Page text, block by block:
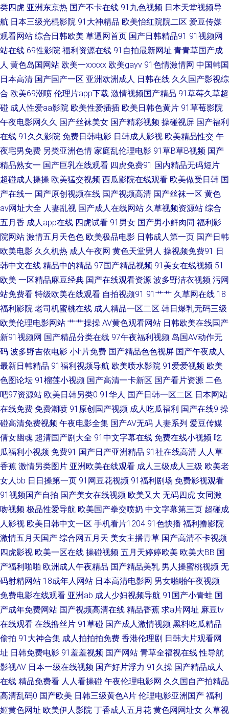
91福利网站在线 操碰人人 精品国产久久黄色 婷婷五月福利 91软件男女涩涩
噗噗噗噗 加勒比东京热色图AV 亚洲天堂网www精选 91网站黑丝 福利社蜜桃
狼友91视频 亚洲久久 91网页破解免费 国产精品久久精品 欧美一区操逼 91
凤楼 国产久久精品性爱视频 五月丁香色图 91欧美大 韩国性爱 日本黑丝大乳
后入 91国产视在线观看 国内在线91 色色网的五月天 91视频第一页 男人AV
看片资源站 91c网站 www91尤物com 欧美韩国国产日本 91精品影视区 国产
91AV在线 欧美影院牛B叉 91大神视频污 岛国无码资源先锋 欧美日韩中出
91jupao A级毛毛片 乱伦视频网 中日韩综合色图区 欧美在线成人网 91露脸
app 欧美国产日韩福利 国产乱子伦一区二区三 亚洲日本国产精品 九九久久
视频 五月天色色乳 91社区男人的天堂 激情婷婷在线 婷婷六月丁加勒比导航
国产美女视频影院 深爱激情婷婷五月天 91视频综合 国产不卡一区二区 日韩
123级 在线b片国产网址 91丝袜在线视频 福利射导航 欧美姓爱综合 99热色
深爱激情网 欧美性爱人与兽 四虎剧院永久 91国精产品视频 www欧美日韩成
人黄 久久微拍福利老司机 日韩黄p 亚洲色图精品一区 91狠人综合久久 91性
爱欧美第一页 成人天堂 蜜桃臀传媒 婷婷他六月天 91色青草 男人av先锋资源
网 91爱爱官方网 99热热色网站 久久肏com 香蕉手机在线 91素人 久久超伊
人超 91超碰在线视频 肏屄影院 青青艹在线观看 91海外视频免费观看 国产精
品无套久久 微拍福利91 91竹菊 青娱乐论坛视频 91av资源总站 AV蜜桃久久
久久乳97 色亚洲天堂 91在线观看视频网址 日日摸夜夜爽无码精品 91婷婷和
久久思精品视频 亚洲色男AV天堂 www福利姬com 99久久精品网 日韩国产综
堂精品久 92福利视频导航 欧美亚洲成人福利 91婷婷五月份导航 久久99精品
国产 伊人亚洲 成AV人不卡在线 日韩无碼第一页 91人人插 国产无人区大片
香焦AV 国产ts在线视频 影音先锋亚洲av色片 国产精品久久阴道 午夜寂寞精
品影院 91在线看 玖玖伊大香蕉 91极品尤物蜜桃视频 激情图区亚洲欧美日韩
类四虎 亚洲东京热 国产不卡在线 91九色视频 日本天堂视频导
航 日本三级光棍影院 91大神精品 欧美怡红院院二区 爱豆传媒
观看网站 综合日韩欧美 草逼网首页 国产日韩精品91 91视频网
站在线 69性影院 福利资源在线 91自拍最新网址 青青草国产成
人 黄色岛国网站 欧美一xxxxx 欧美gayv 91色情激情网 中国韩国
日本高清 国产国产一区 亚洲欧洲成人 日韩在线 久久国产影视综
合 欧美69潮喷 伦理片app下载 激情视频国产精品 91草莓久草超
碰 成人性爱aa影院 欧美性爱插插 欧美日韩色黄片 91草莓影院
午夜电影网久久 国产丝袜美女 国产精彩视频 操碰视屏 国产福利
在线 91久久影院 免费日韩电影 日韩成人影视 欧美精品性交 午
夜宅男免费 另类亚洲色情 家庭乱伦理电影 91草B草B视频 国产
精品熟女一 国产巨乳在线观看 四虎免费91 国内精品无码短片
超碰成人操操 欧美猛交视频 西瓜影院在线观看 欧美做受日韩 国
产在线一 国产原创视频在线 国产视频高清 国产丝袜一区 黄色
av网址大全 人妻乱视 国产成人在线网站 久草视频资源站 综合
五月香 成人app在线 四虎试看 91男女 国产男小鲜肉同 福利影
院网站 激情五月天色色 欧美极品电影 日韩成人第一页 国产日韩
欧美电影 久久机热 成人午夜网 黄色天堂男人 操视频免费91 日
韩中文在线 精品中的精品 97国产精品视频 91美女在线视频 51
欧美 一区精品麻豆经典 国产在线观看资源 波多野洁衣视频 污网
站免费看 特级欧美在线观看 自拍视频91 91艹艹 久草网在线 18
福利影院 老司机蜜桃在线 成人精品一区二区 韩日爆乳无码三级
欧美伦理电影网站 艹艹操操 AV黄色观看网站 日韩欧美在线国产
新91视频网 国产精品分类在线 97午夜福利视频 岛国AV动作无
码 波多野吉依电影 小h片免费 国产精品色色视屏 国产午夜成人
最新日韩精品 91福利视频导航 欧美喷水影院 91爱爱视频 欧美
色图论坛 91榴莲小视频 国产高清一卡新区 国产看片资源 二色
吧97资源站 欧美日韩另类0 91华人 国产日韩一区二区 日本网站
在线免费 免费潮喷 91原创国产视频 成人吃瓜福利 国产在线9 操
碰高清免费视频 午夜电影全集 国产AV无码 人妻系列 爱豆传媒
倩女幽魂 超清国产剧大全 91中文字幕在线 免费在线小视频 吃
瓜福利小视频 免费91 国产日产亚洲精品 91社在线高清 人人草
香蕉 激情另类图片 亚洲欧美在线观看 成人三级成人三级 欧美老
女人bb 日日操第一页 91网豆花视频 91福利剧场 免费影视观看
91视频国产自拍 国产美女在线视频 欧美又大 无码四虎 女同激
吻视频 极品性爱导航 欧美国产拳交喷奶 中文字幕第三页 超碰成
人影视 欧美日韩中文一区 手机看片1204 91色快播 福利撸影院
激情五月天国产 综合网五月天 美女主播青草 国产高清不卡视频
四虎影视 欧美一区在线 操碰视频 五月天婷婷欧美 欧美大BB 国
产福利啪啪 欧洲成人午夜精品 国产精品美乳 男人操蜜桃视频 无
码射精网站 18成年人网站 日本高清电影网 男女啪啪午夜视频
免费电影在线观看 亚洲ab 成人少妇视频导航 91国产小青蛙 国
产成年免费网站 国产视频高清在线 精品香蕉 求a片网址 麻豆tv
在线观看 在线撸丝片 91草碰 国产成人激情视频 黑料吃瓜精品
偷拍 91大神合集 成人拍拍拍免费 香港伦理剧 日韩大片观看网
址 日韩免费电影 91羞羞视频 国产网站 青草全福视在线 性导航
影视AV 日本一级在线视频 国产好片浮力 91久操 国产精品成人
在线 精品免费看 人人看操碰 午夜伦理电影网 久久国自产拍精品
高清乱码0 国产欧美 日韩三级黄色A片 伦理电影亚洲国产 福利
姬黄色网址 欧美伊人影院 丁香成人五月花 黄色网网址女 久草视